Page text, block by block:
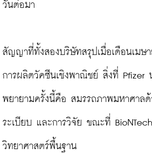
วันต่อมา
สัญญาที่ทั้งสองบริษัทสรุปเมื่อเดือนเมษา
การผลิตวัคซีนเชิงพาณิชย์ สิ่งที่ Pfizer
พยายามครั้งนี้คือ สมรรถภาพมหาศาล
ระเบียบ และการวิจัย ขณะที่
วิทยาศาสตร์พื้นฐาน